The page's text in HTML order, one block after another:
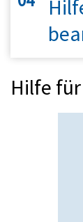
Hilfe